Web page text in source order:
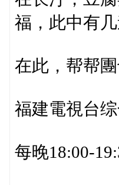
福，此中有
在此，帮帮
福建電視台综
每晚18:00-